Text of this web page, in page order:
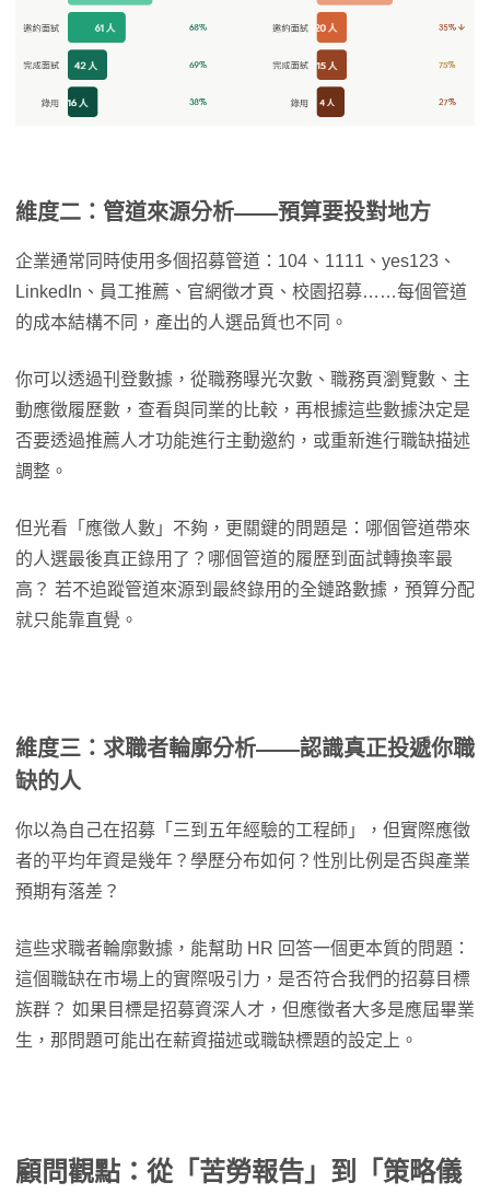
維度二：管道來源分析——預算要投對地方
企業通常同時使用多個招募管道：104、1111、yes123、
LinkedIn、員工推薦、官網徵才頁、校園招募……每個管道
的成本結構不同，產出的人選品質也不同。
你可以透過刊登數據，從職務曝光次數、職務頁瀏覽數、主
動應徵履歷數，查看與同業的比較，再根據這些數據決定是
否要透過推薦人才功能進行主動邀約，或重新進行職缺描述
調整。
但光看「應徵人數」不夠，更關鍵的問題是：哪個管道帶來
的人選最後真正錄用了？哪個管道的履歷到面試轉換率最
高？ 若不追蹤管道來源到最終錄用的全鏈路數據，預算分配
就只能靠直覺。
維度三：求職者輪廓分析——認識真正投遞你職
缺的人
你以為自己在招募「三到五年經驗的工程師」，但實際應徵
者的平均年資是幾年？學歷分布如何？性別比例是否與產業
預期有落差？
這些求職者輪廓數據，能幫助 HR 回答一個更本質的問題：
這個職缺在市場上的實際吸引力，是否符合我們的招募目標
族群？ 如果目標是招募資深人才，但應徵者大多是應屆畢業
生，那問題可能出在薪資描述或職缺標題的設定上。
顧問觀點：從「苦勞報告」到「策略儀